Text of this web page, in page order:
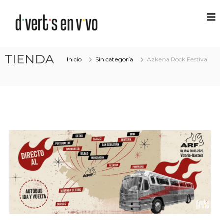
TIENDA Inicio Sin categoría Azkena Rock Festival